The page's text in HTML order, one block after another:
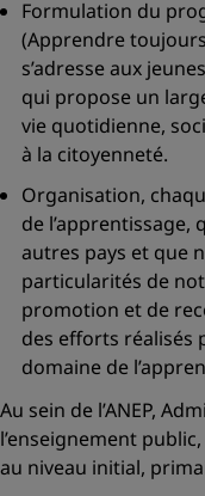
Formulation du
(Apprendre
s’adresse aux
qui propose un
vie quotidienne,
à la citoyenneté.
Organisation,
de l’apprentissage,
autres pays et que
particularités de
promotion et de
des efforts réalisés
domaine de
Au sein de l’ANEP,
l’enseignement
au niveau initial,